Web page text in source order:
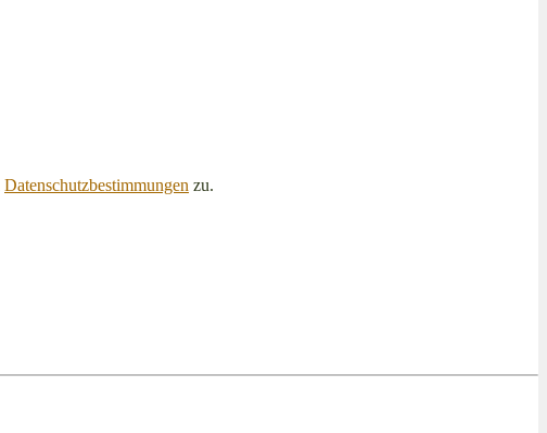
Datenschutzbestimmungen zu.